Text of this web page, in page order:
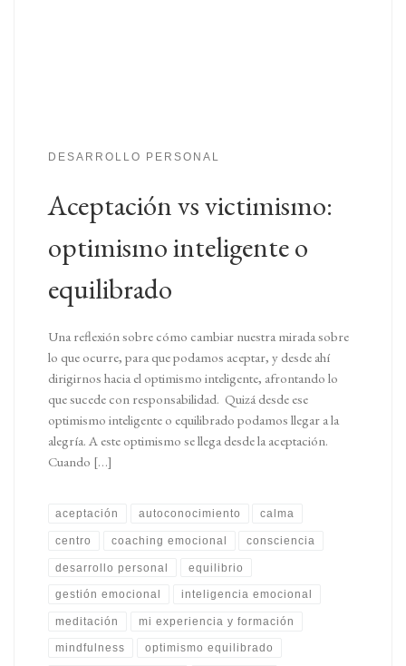
DESARROLLO PERSONAL
Aceptación vs victimismo:
optimismo inteligente o
equilibrado
Una reflexión sobre cómo cambiar nuestra mirada sobre
lo que ocurre, para que podamos aceptar, y desde ahí
dirigirnos hacia el optimismo inteligente, afrontando lo
que sucede con responsabilidad. Quizá desde ese
optimismo inteligente o equilibrado podamos llegar a la
alegría. A este optimismo se llega desde la aceptación.
Cuando […]
aceptación autoconocimiento calma
centro coaching emocional consciencia
desarrollo personal equilibrio
gestión emocional inteligencia emocional
meditación mi experiencia y formación
mindfulness optimismo equilibrado